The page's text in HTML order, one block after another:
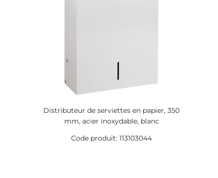
Distributeur de serviettes en papier, 350
mm, acier inoxydable, blanc
Code produit: 113103044